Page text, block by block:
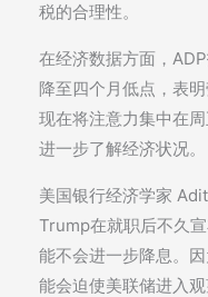
税的合理性。
在经济数据方面，
降至四个月低点，表
现在将注意力集中在
进一步了解经济状况。
美国银行经济学家
Trump在就职后不久
能不会进一步降息。
能会迫使美联储进入观